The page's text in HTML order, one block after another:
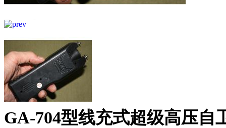
GA-704型线充式超级高压自